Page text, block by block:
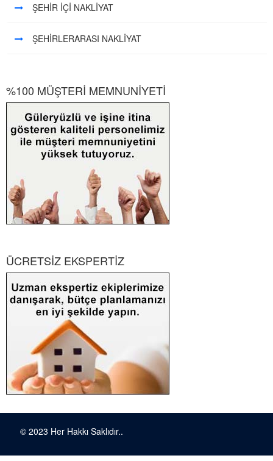
ŞEHİR İÇİ NAKLİYAT
ŞEHİRLERARASI NAKLİYAT
%100 MÜŞTERİ MEMNUNİYETİ
ÜCRETSİZ EKSPERTİZ
© 2023 Her Hakkı Saklıdır..